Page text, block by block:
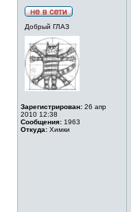
Добрый ГЛАЗ
Зарегистрирован: 26 апр
2010 12:38
Сообщения: 1963
Откуда: Химки